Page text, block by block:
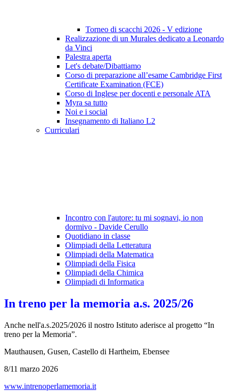
Torneo di scacchi 2026 - V edizione
Realizzazione di un Murales dedicato a Leonardo
da Vinci
Palestra aperta
Let's debate/Dibattiamo
Corso di preparazione all’esame Cambridge First
Certificate Examination (FCE)
Corso di Inglese per docenti e personale ATA
Myra sa tutto
Noi e i social
Insegnamento di Italiano L2
Curriculari
Incontro con l'autore: tu mi sognavi, io non
dormivo - Davide Cerullo
Quotidiano in classe
Olimpiadi della Letteratura
Olimpiadi della Matematica
Olimpiadi della Fisica
Olimpiadi della Chimica
Olimpiadi di Informatica
In treno per la memoria a.s. 2025/26
Anche nell'a.s.2025/2026 il nostro Istituto aderisce al progetto “In
treno per la Memoria”.
Mauthausen, Gusen, Castello di Hartheim, Ebensee
8/11 marzo 2026
www.intrenoperlamemoria.it